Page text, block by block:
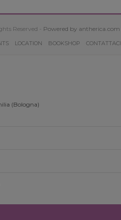
Reserved - Powered by antherica.com
LOCATION BOOKSHOP CONTATTACI
(Bologna)